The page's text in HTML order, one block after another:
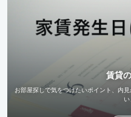
賃貸
お部屋探しで気をつけたいポイント、内
い